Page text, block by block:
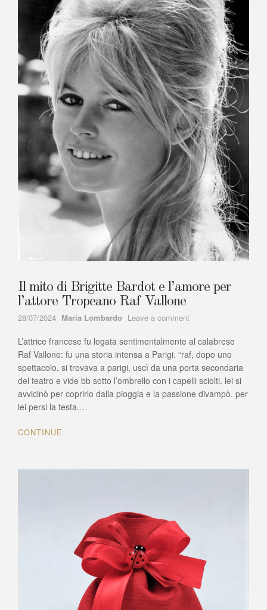
Il mito di Brigitte Bardot e l’amore per
l’attore Tropeano Raf Vallone
28/07/2024 Author
Maria Lombardo Leave a comment
mito
di
Brigitte
Bardot
l’amore
L’attrice francese fu legata sentimentalmente al calabrese
Raf Vallone: fu una storia intensa a Parigi. “raf, dopo uno
spettacolo, si trovava a parigi, uscì da una porta secondaria
del teatro e vide bb sotto l’ombrello con i capelli sciolti. lei si
avvicinò per coprirlo dalla pioggia e la passione divampò. per
lei persi la testa.…
CONTINUE